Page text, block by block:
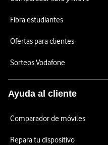
Fibra estudiantes
Ofertas para clientes
Sorteos Vodafone
Ayuda al cliente
Comparador de móviles
Repara tu dispositivo